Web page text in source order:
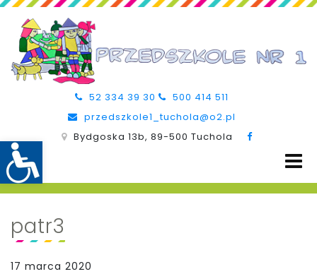
52 334 39 30
500 414 511
przedszkole1_tuchola@o2.pl
Bydgoska 13b, 89-500 Tuchola
patr3
17 marca 2020